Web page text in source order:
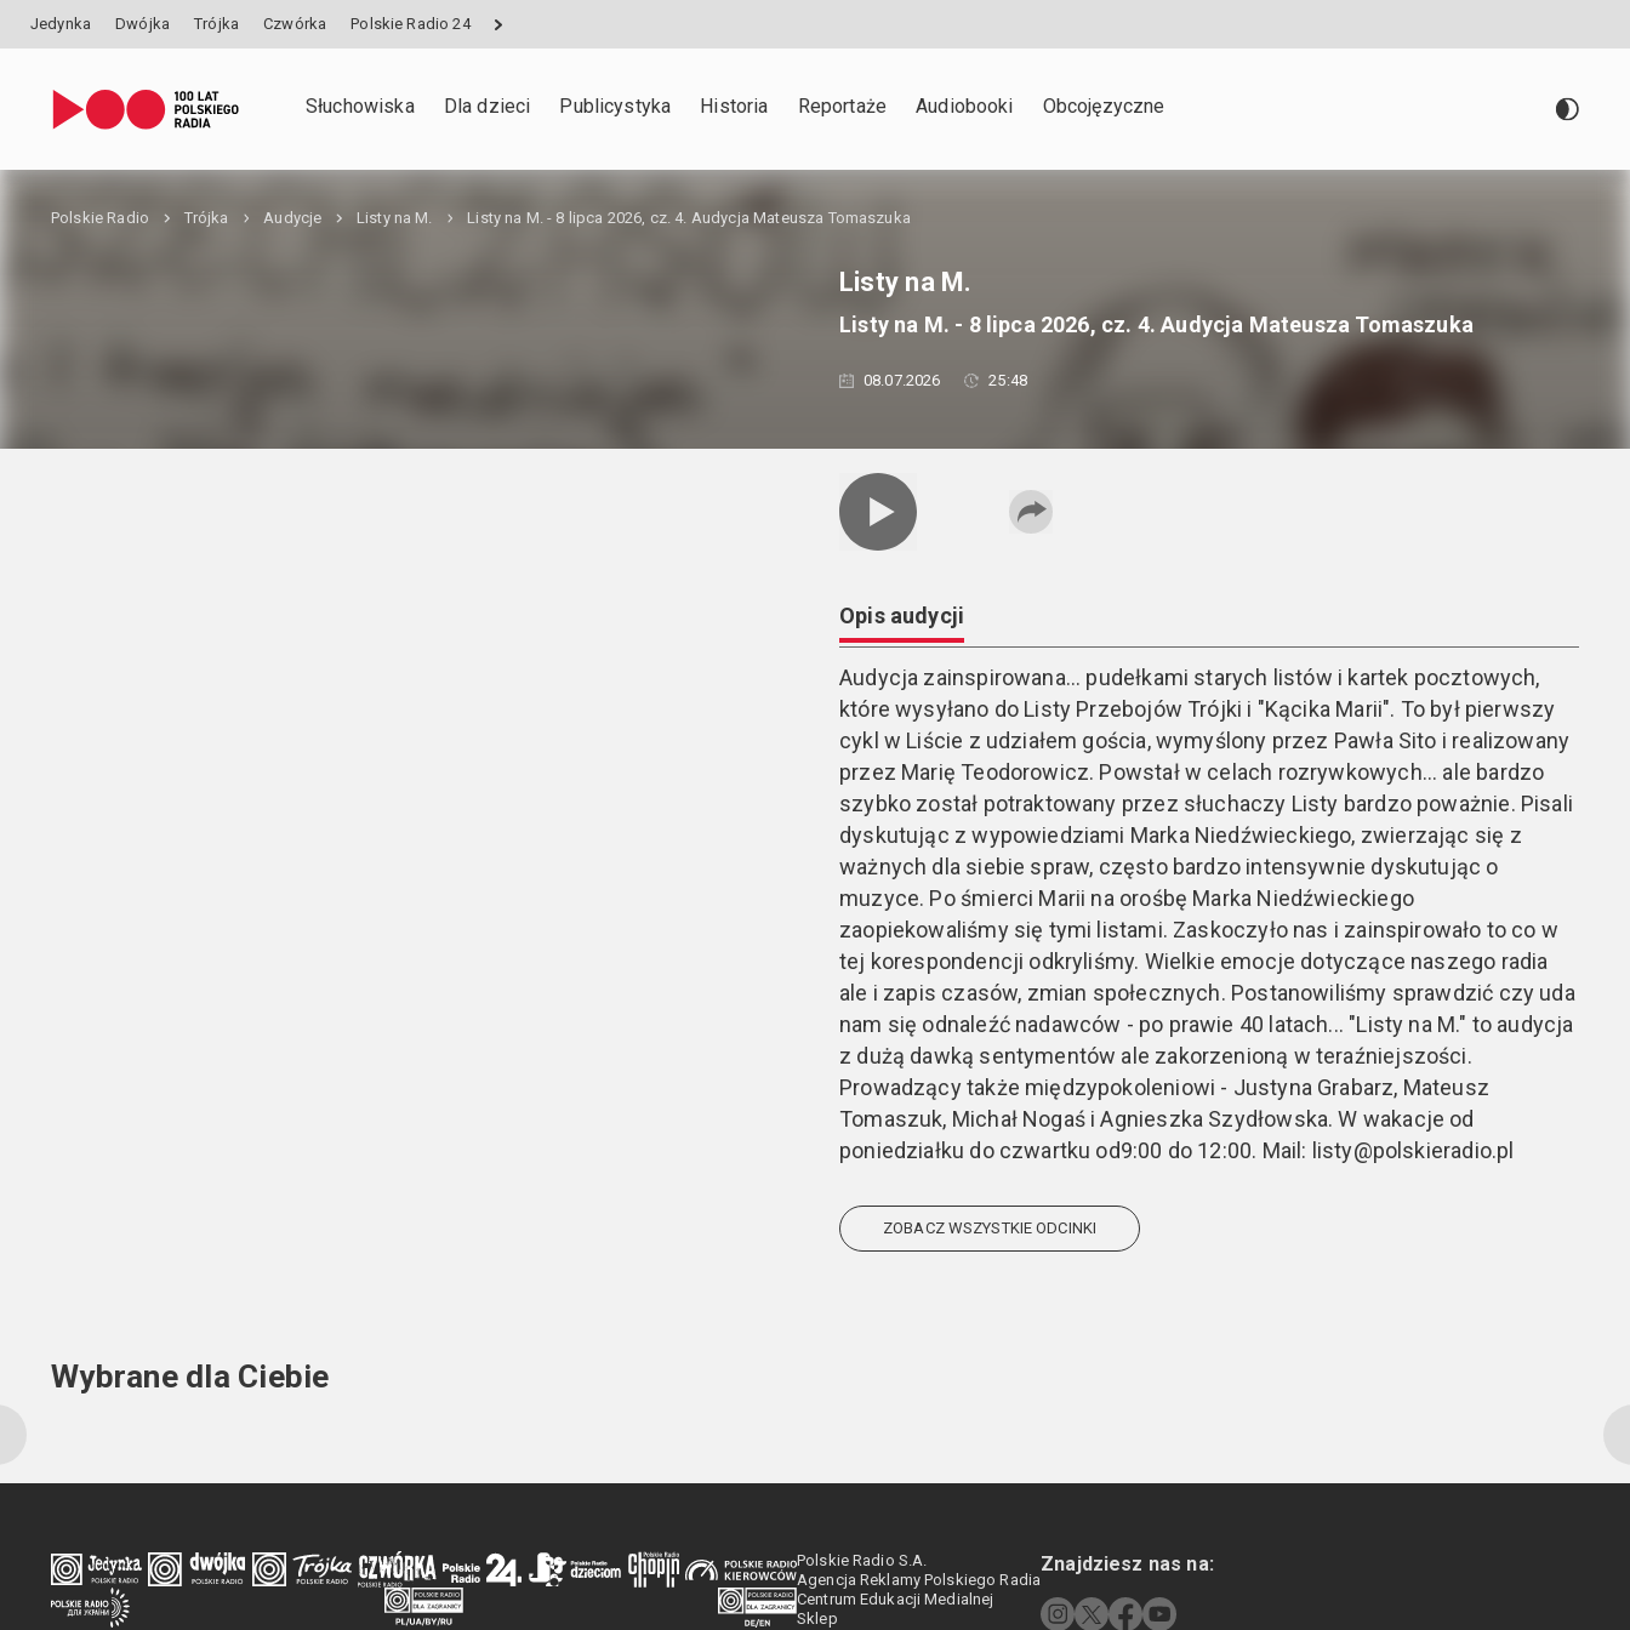
Jedynka Dwójka Trójka Czwórka Polskie Radio 24
Słuchowiska Dla dzieci Publicystyka Historia Reportaże Audiobooki Obcojęzyczne
Polskie Radio Trójka Audycje Listy na M. Listy na M. - 8 lipca 2026, cz. 4. Audycja Mateusza Tomaszuka
Listy na M.
Listy na M. - 8 lipca 2026, cz. 4. Audycja Mateusza Tomaszuka
08.07.2026 25:48
Opis audycji
Audycja zainspirowana... pudełkami starych listów i kartek pocztowych,
które wysyłano do Listy Przebojów Trójki i "Kącika Marii". To był pierwszy
cykl w Liście z udziałem gościa, wymyślony przez Pawła Sito i realizowany
przez Marię Teodorowicz. Powstał w celach rozrywkowych... ale bardzo
szybko został potraktowany przez słuchaczy Listy bardzo poważnie. Pisali
dyskutując z wypowiedziami Marka Niedźwieckiego, zwierzając się z
ważnych dla siebie spraw, często bardzo intensywnie dyskutując o
muzyce. Po śmierci Marii na orośbę Marka Niedźwieckiego
zaopiekowaliśmy się tymi listami. Zaskoczyło nas i zainspirowało to co w
tej korespondencji odkryliśmy. Wielkie emocje dotyczące naszego radia
ale i zapis czasów, zmian społecznych. Postanowiliśmy sprawdzić czy uda
nam się odnaleźć nadawców - po prawie 40 latach... "Listy na M." to audycja
z dużą dawką sentymentów ale zakorzenioną w teraźniejszości.
Prowadzący także międzypokoleniowi - Justyna Grabarz, Mateusz
Tomaszuk, Michał Nogaś i Agnieszka Szydłowska. W wakacje od
poniedziałku do czwartku od9:00 do 12:00. Mail: listy@polskieradio.pl
ZOBACZ WSZYSTKIE ODCINKI
Wybrane dla Ciebie
Polskie Radio S.A.
Agencja Reklamy Polskiego Radia
Centrum Edukacji Medialnej
Sklep
Znajdziesz nas na: